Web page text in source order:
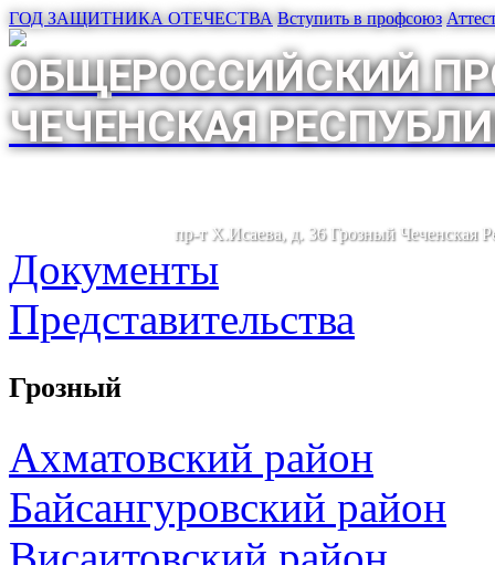
ГОД ЗАЩИТНИКА ОТЕЧЕСТВА Вступить в профсоюз
ОБЩЕРОССИЙСКИЙ
ЧЕЧЕНСКАЯ
пр-т Х.Исаева, д. 36 Грозный Чеченская
Документы
Представительства
Грозный
Ахматовский район
Байсангуровский район